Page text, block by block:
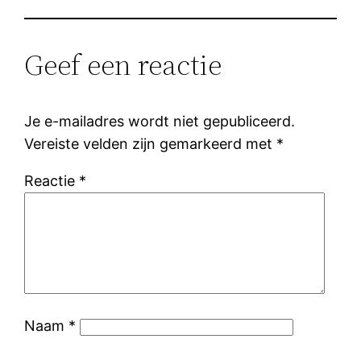
Geef een reactie
Je e-mailadres wordt niet gepubliceerd.
Vereiste velden zijn gemarkeerd met *
Reactie *
Naam *